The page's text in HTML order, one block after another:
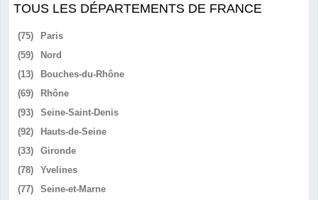
TOUS LES DÉPARTEMENTS DE FRANCE
(75)
Paris
(59)
Nord
(13)
Bouches-du-Rhône
(69)
Rhône
(93)
Seine-Saint-Denis
(92)
Hauts-de-Seine
(33)
Gironde
(78)
Yvelines
(77)
Seine-et-Marne